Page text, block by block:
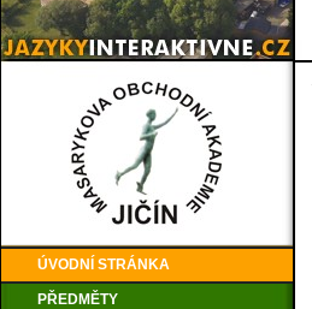
ÚVODNÍ STRÁNKA
PŘEDMĚTY